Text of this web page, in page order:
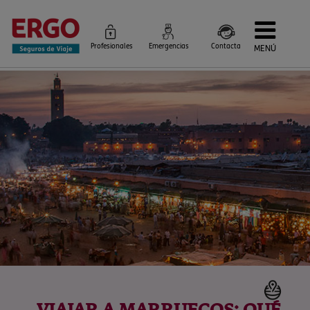
Profesionales Emergencias Contacta MENÚ
Seguros de Viaje
Seguros por destino
Más Seguros
Blog
Siniestros e Instrucciones
Información Corporativa
Servicios